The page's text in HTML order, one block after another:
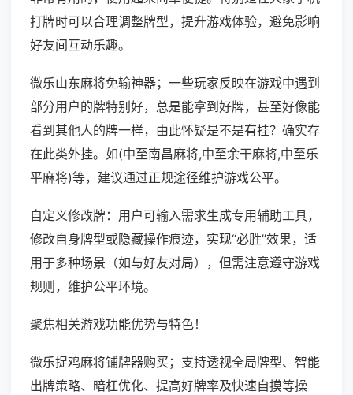
打牌时可以合理调整牌型，提升游戏体验，避免影响
好友间互动乐趣。
微乐山东麻将免输神器；一些玩家反映在游戏中遇到
部分用户的牌特别好，总是能拿到好牌，甚至好像能
看到其他人的牌一样，由此怀疑是不是有挂？确实存
在此类外挂。如(中至南昌麻将,中至余干麻将,中至乐
平麻将)等，建议通过正规途径维护游戏公平。
自定义修改牌：用户可输入需求生成专用辅助工具，
修改自身牌型或隐藏操作痕迹，实现“必胜”效果，适
用于多种场景（如与好友对局），但需注意遵守游戏
规则，维护公平环境。
聚焦相关游戏功能优势与特色！
微乐捉鸡麻将铺牌器购买；支持透视全局牌型、智能
出牌策略、暗杠优化、提高好牌率及快速自摸等操